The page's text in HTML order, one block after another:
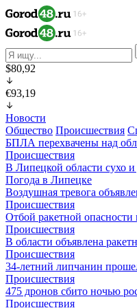
$80,92
€93,19
Новости
Общество Происшествия
БПЛА перехвачены над
Происшествия
В Липецкой области сухо
Погода в Липецке
Воздушная тревога
Происшествия
Отбой ракетной опасности
Происшествия
В области объявлена
Происшествия
34-летний липчанин
Происшествия
475 дронов сбито ночью
Происшествия